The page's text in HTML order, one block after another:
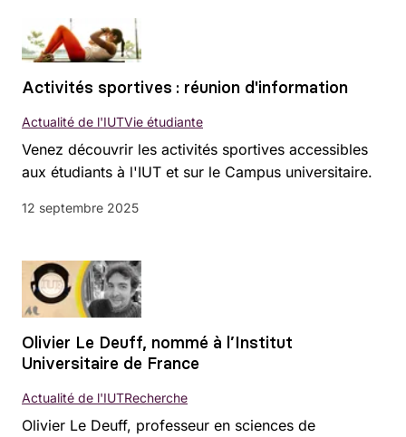
Activités sportives : réunion d'information
Venez découvrir les activités sportives accessibles
aux étudiants à l'IUT et sur le Campus universitaire.
Actualité de l'IUTVie étudiante
12 septembre 2025
Olivier Le Deuff, nommé à l’Institut
Universitaire de France
Olivier Le Deuff, professeur en sciences de
Actualité de l'IUTRecherche